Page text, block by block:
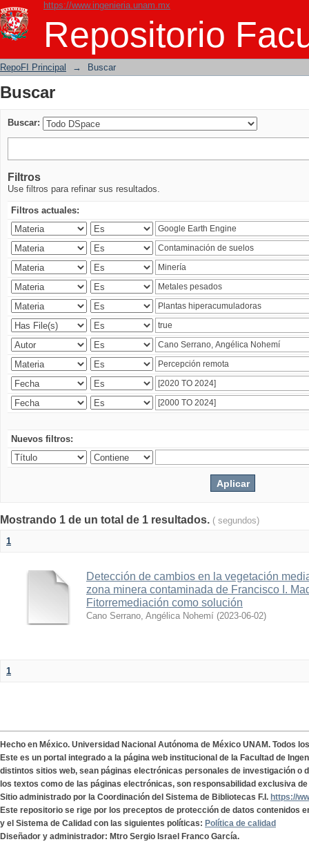
https://www.ingenieria.unam.mx
Repositorio
Buscar
RepoFI Principal → Buscar
Buscar
Buscar:
Filtros
Use filtros para refinar sus resultados.
Filtros actuales:
Nuevos filtros:
Mostrando 1 de un total de 1 resultados. ( segundos)
1
Detección de cambios en la vegetación
zona minera contaminada de Francisco I.
Fitorremediación como solución
Cano Serrano, Angélica Nohemí (2023-06-02)
1
Hecho en México. Universidad Nacional Autónoma de México UNAM. Todos
Este es un portal integrado a la página web institucional de la Facultad de
distintos sitios web, sean páginas electrónicas personales de investigación o
los textos como de las páginas electrónicas, son responsabilidad exclusiva
Sitio administrado por la Coordinación del Sistema de Bibliotecas F.I. https://
Este repositorio se rige por los preceptos de protección de datos contenidos
y el Sistema de Calidad con las siguientes políticas: Política de calidad
Diseñador y administrador: Mtro Sergio Israel Franco García.